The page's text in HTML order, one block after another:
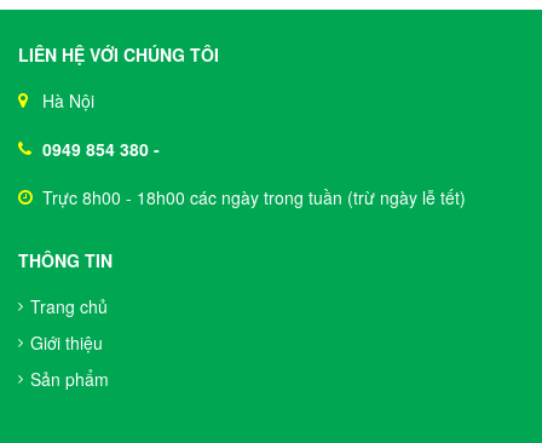
LIÊN HỆ VỚI CHÚNG TÔI
Hà Nội
0949 854 380 -
Trực 8h00 - 18h00 các ngày trong tuần (trừ ngày lễ tết)
THÔNG TIN
Trang chủ
Giới thiệu
Sản phẩm